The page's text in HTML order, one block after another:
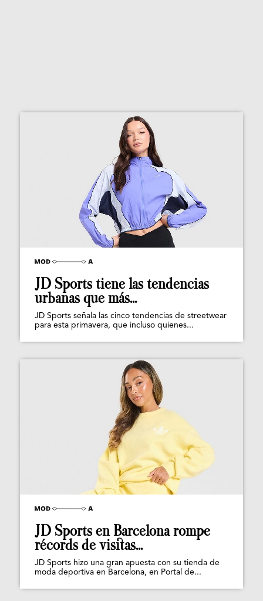
JD Sports tiene las tendencias
urbanas que más...
JD Sports señala las cinco tendencias de streetwear
para esta primavera, que incluso quienes...
JD Sports en Barcelona rompe
récords de visitas...
JD Sports hizo una gran apuesta con su tienda de
moda deportiva en Barcelona, en Portal de...